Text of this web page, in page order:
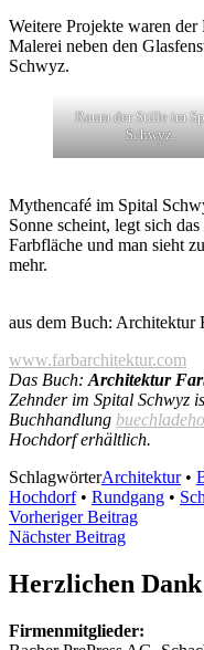
Weitere Projekte waren
Malerei neben den
Schwyz.
Raum der Stille im
Schwyz.
Mythencafé im Spital
Sonne scheint, legt sich
Farbfläche und man sieht
mehr.
aus dem Buch: Architektur
www.farbarchitektur.com
Das Buch: Architektur
Zehnder im Spital Schwyz
Buchhandlung
Hochdorf erhältlich.
SchlagwörterArchitektur•
Hochdorf• Rundgang •
Vorheriger BeitragVorheriger
Nächster BeitragNächster
Herzlichen
Firmenmitglieder: